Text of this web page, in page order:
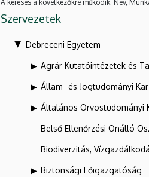
A keresés a következőkre működik: Név,
Szervezetek
Debreceni Egyetem
Agrár Kutatóintézetek és
Állam- és Jogtudományi Kar
Általános Orvostudományi
Belső Ellenőrzési Önálló
Biodiverzitás,
Biztonsági Főigazgatóság